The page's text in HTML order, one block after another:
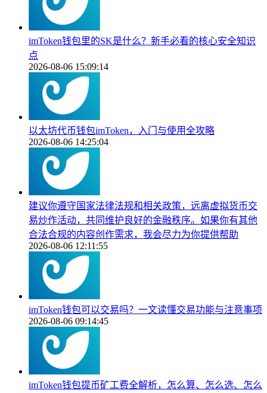
imToken钱包里的SK是什么？新手必看的核心安全知识
点
2026-08-06 15:09:14
以太坊代币钱包imToken，入门与使用全攻略
2026-08-06 14:25:04
建议你遵守国家法律法规和相关政策，远离虚拟货币交
易炒作活动，共同维护良好的金融秩序。如果你有其他
合法合规的内容创作需求，我会尽力为你提供帮助
2026-08-06 12:11:55
imToken钱包可以交易吗？一文读懂交易功能与注意事项
2026-08-06 09:14:45
imToken钱包提币矿工费全解析，怎么算、怎么选、怎么